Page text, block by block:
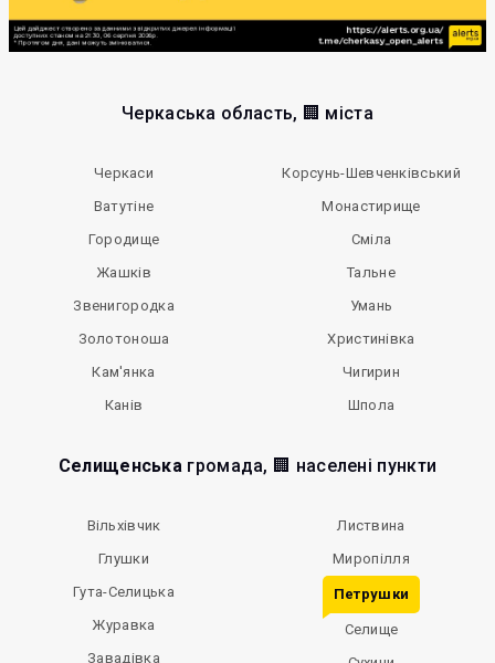
Черкаська область, 🏢 міста
Черкаси
Ватутіне
Городище
Жашків
Звенигородка
Золотоноша
Кам'янка
Канів
Корсунь-Шевченківський
Монастирище
Сміла
Тальне
Умань
Христинівка
Чигирин
Шпола
Селищенська громада, 🏢 населені пункти
Вільхівчик
Глушки
Гута-Селицька
Журавка
Завадівка
Листвина
Миропілля
Петрушки
Селище